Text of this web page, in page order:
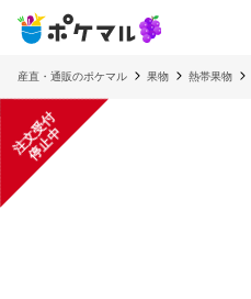
産直・通販のポケマル 果物 熱帯果物
注
文
受
付
停
止
中